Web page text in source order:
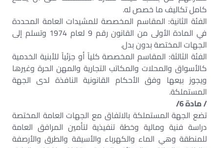
كامل تكاليف ما خصص له.
الفئة الثانية: المقاسم المخصصة للمشيدات العامة المحددة
في المادة الأولى من القانون رقم 9 لعام 1974 وتسلم إلى
الجهات المختصة بدون بدل.
الفئة الثالثة: المقاسم المخصصة كلياً أو جزئياً للأبنية الخدمية
كالأسواق والمحلات والمكاتب التجارية والمهن الحرة وغيرها
ويجوز بيعها وفق الأحكام القانونية النافذة لدى الجهة
المستملكة.
/ مادة 6/
تضع الجهة المستملكة بالاتفاق مع الجهات العامة المختصة
دراسة فنية ومالية وخطة تنفيذية لتأمين المرافق العامة
للمنطقة وهي الماء والكهرباء والأسيقة والطرق والأرصفة